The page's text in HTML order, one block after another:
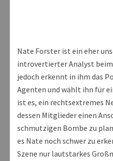
Nate Forster ist ein eher
introvertierter Analyst beim
jedoch erkennt in ihm das
Agenten und wählt ihn für
ist es, ein rechtsextremes
dessen Mitglieder einen
schmutzigen Bombe zu
es Nate noch schwer zu
Szene nur lautstarkes